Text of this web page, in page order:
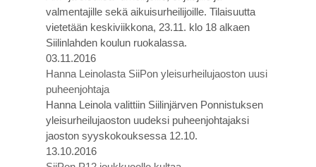
valmentajille sekä aikuisurheilijoille. Tilaisuutta
vietetään keskiviikkona, 23.11. klo 18 alkaen
Siilinlahden koulun ruokalassa.
03.11.2016
Hanna Leinolasta SiiPon yleisurheilujaoston uusi
puheenjohtaja
Hanna Leinola valittiin Siilinjärven Ponnistuksen
yleisurheilujaoston uudeksi puheenjohtajaksi
jaoston syyskokouksessa 12.10.
13.10.2016